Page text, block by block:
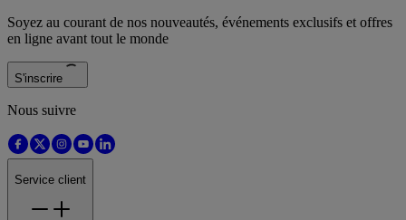
Soyez au courant de nos nouveautés, événements exclusifs et offres
en ligne avant tout le monde
S'inscrire
Nous suivre
Service client